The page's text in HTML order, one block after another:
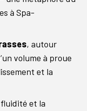
à Spa-
, autour
volume à proue
et la
et la